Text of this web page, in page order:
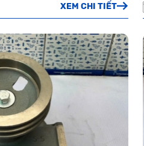
XEM CHI TIẾT